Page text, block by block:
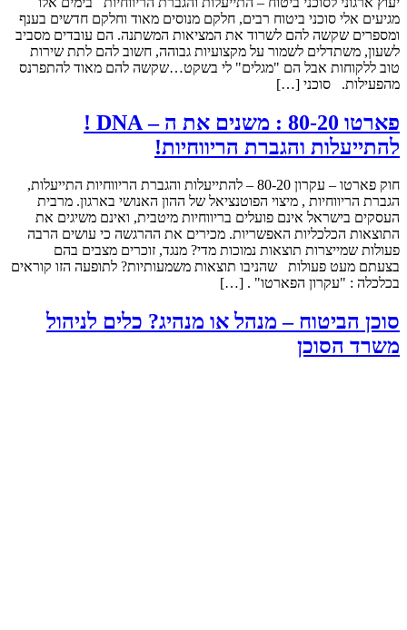
מגיעים אלי סוכני ביטוח רבים, חלקם מנוסים מאוד וחלקם חדשים בענף
ומספרים שקשה להם לשרוד את המציאות המשתנה. הם עובדים מסביב
לשעון, משתדלים לשמור על מקצועיות גבוהה, חשוב להם לתת שירות
טוב ללקוחות אבל הם "מגלים" לי בשקט…שקשה להם מאוד להתפרנס
מהפעילות. סוכני […]
פארטו 80-20 : משנים את ה – DNA !
להתייעלות והגברת הריווחיות!
חוק פארטו – עקרון 80-20 – להתייעלות והגברת הריווחיות התייעלות,
הגברת הריווחיות , מיצוי הפוטנציאל של ההון האנושי בארגון. מרבית
העסקים בישראל אינם פועלים בריווחיות מיטבית, ואינם משיגים את
התוצאות הכלכליות האפשריות. מכירים את ההרגשה כי עושים הרבה
פעולות שמייצרות תוצאות נמוכות מדי? מנגד, זוכרים מצבים בהם
בצעתם מעט פעולות שהניבו תוצאות משמעותיות? לתופעה הזו קוראים
בכלכלה : "עקרון הפארטו" . […]
סוכן הביטוח – מנהל או מנהיג? כלים לניהול
משרד הסוכן